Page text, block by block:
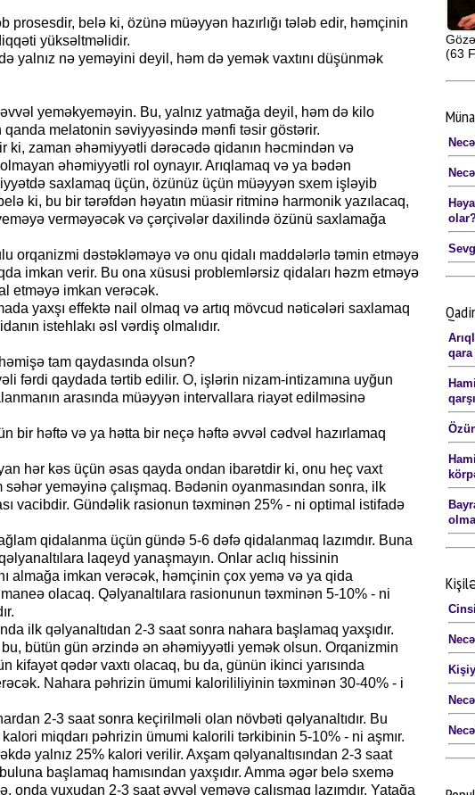
prosesdir, belə ki, özünə müəyyən hazırlığı tələb edir, həmçinin
yüksəltməlidir.
yalnız nə yeməyini deyil, həm də yemək vaxtını düşünmək
yeməkyeməyin. Bu, yalnız yatmağa deyil, həm də kilo
melatonin səviyyəsində mənfi təsir göstərir.
ki, zaman əhəmiyyətli dərəcədə qidanın həcmindən və
əhəmiyyətli rol oynayır. Arıqlamaq və ya bədən
saxlamaq üçün, özünüz üçün müəyyən sxem işləyib
belə ki, bu bir tərəfdən həyatın müasir ritminə harmonik yazılacaq,
verməyəcək və çərçivələr daxilində özünü saxlamağa
orqanizmi dəstəkləməyə və onu qidalı maddələrlə təmin etməyə
imkan verir. Bu ona xüsusi problemlərsiz qidaları həzm etməyə
etməyə imkan verəcək.
yaxşı effektə nail olmaq və artıq mövcud nəticələri saxlamaq
istehlakı əsl vərdiş olmalıdır.
tam qaydasında olsun?
fərdi qaydada tərtib edilir. O, işlərin nizam-intizamına uyğun
arasında müəyyən intervallara riayət edilməsinə
bir həftə və ya hətta bir neçə həftə əvvəl cədvəl hazırlamaq
hər kəs üçün əsas qayda ondan ibarətdir ki, onu heç vaxt
səhər yeməyinə çalışmaq. Bədənin oyanmasından sonra, ilk
vacibdir. Gündəlik rasionun təxminən 25% - ni optimal istifadə
qidalanma üçün gündə 5-6 dəfə qidalanmaq lazımdır. Buna
laqeyd yanaşmayın. Onlar aclıq hissinin
almağa imkan verəcək, həmçinin çox yemə və ya qida
olacaq. Qəlyanaltılara rasionunun təxminən 5-10% - ni
ilk qəlyanaltıdan 2-3 saat sonra nahara başlamaq yaxşıdır.
bu, bütün gün ərzində ən əhəmiyyətli yemək olsun. Orqanizmin
kifayət qədər vaxtı olacaq, bu da, günün ikinci yarısında
Nahara pəhrizin ümumi kalorililiyinin təxminən 30-40% - i
2-3 saat sonra keçirilməli olan növbəti qəlyanaltıdır. Bu
miqdarı pəhrizin ümumi kalorili tərkibinin 5-10% - ni aşmır.
yalnız 25% kalori verilir. Axşam qəlyanaltısından 2-3 saat
başlamaq hamısından yaxşıdır. Amma əgər belə sxemə
onda yuxudan 2-3 saat əvvəl yeməyə çalışmaq lazımdır. Yatağa
(63
qara
olma